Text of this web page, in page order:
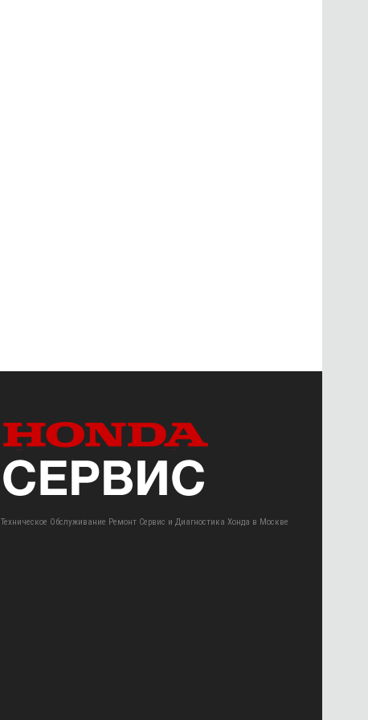
Техническое Обслуживание Ремонт Сервис и Диагностика Хонда в Москве